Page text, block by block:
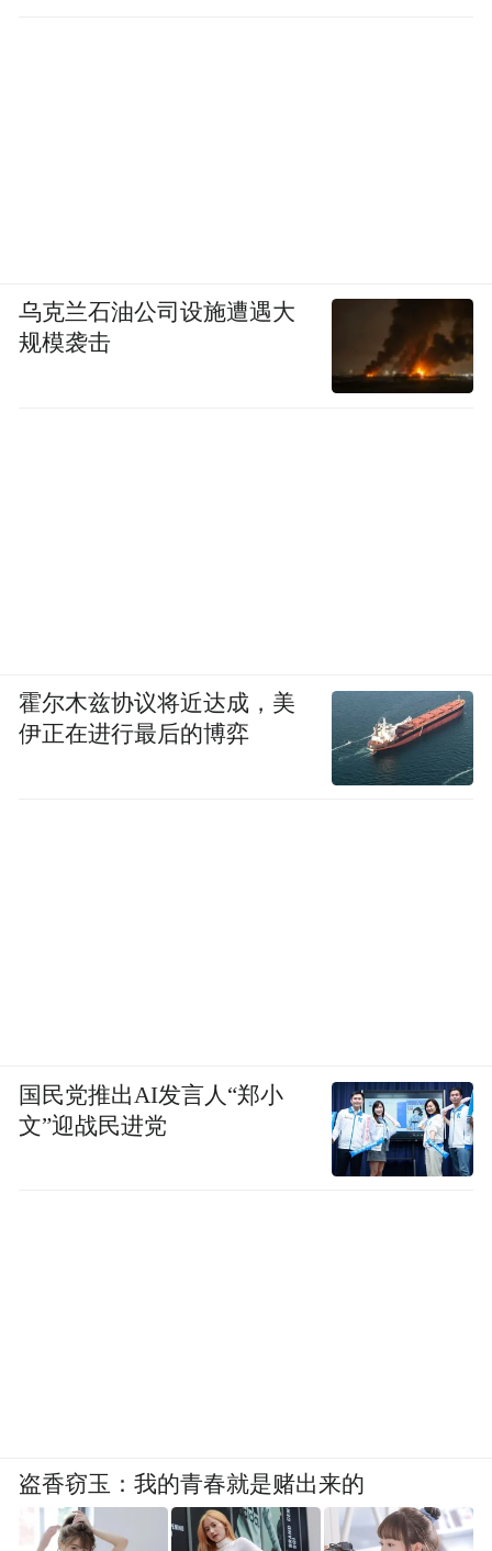
乌克兰石油公司设施遭遇大
规模袭击
霍尔木兹协议将近达成，美
伊正在进行最后的博弈
国民党推出AI发言人“郑小
文”迎战民进党
盗香窃玉：我的青春就是赌出来的